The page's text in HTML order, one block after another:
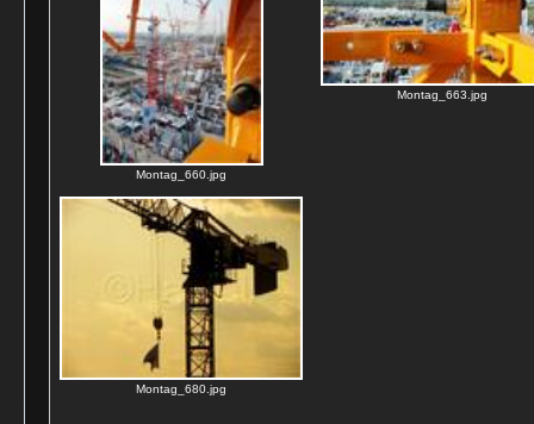
Montag_660.jpg
Montag_663.jpg
Montag_680.jpg